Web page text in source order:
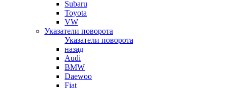
Subaru
Toyota
VW
Указатели поворота
Указатели поворота
назад
Audi
BMW
Daewoo
Fiat